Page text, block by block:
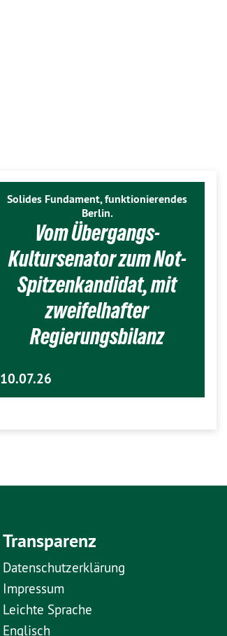
Solides Fundament, funktionierendes
Berlin.
Vom Übergangs-
Kultursenator zum Not-
Spitzenkandidat, mit
zweifelhafter
Regierungsbilanz
10.07.26
Transparenz
Datenschutzerklärung
Impressum
Leichte Sprache
Englisch